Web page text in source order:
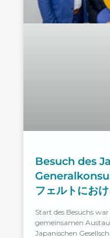
Besuch des
フェルトにお
Start des Besuchs
gemeinsamen
Japanischen